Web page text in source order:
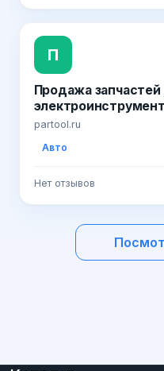
П
Продажа запчастей
инструмента
partool.ru
Авто
Нет отзывов